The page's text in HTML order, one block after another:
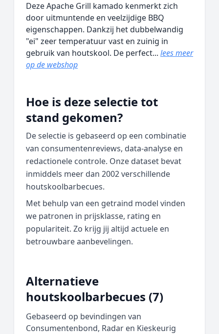
Deze Apache Grill kamado kenmerkt zich
door uitmuntende en veelzijdige BBQ
eigenschappen. Dankzij het dubbelwandig
"ei" zeer temperatuur vast en zuinig in
gebruik van houtskool. De perfect... lees meer
op de webshop
Hoe is deze selectie tot
stand gekomen?
De selectie is gebaseerd op een combinatie
van consumentenreviews, data‑analyse en
redactionele controle. Onze dataset bevat
inmiddels meer dan 2002 verschillende
houtskoolbarbecues.
Met behulp van een getraind model vinden
we patronen in prijsklasse, rating en
populariteit. Zo krijg jij altijd actuele en
betrouwbare aanbevelingen.
Alternatieve
houtskoolbarbecues (7)
Gebaseerd op bevindingen van
Consumentenbond, Radar en Kieskeurig